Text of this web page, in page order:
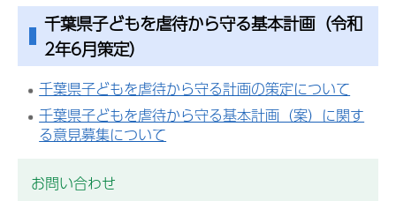
千葉県子どもを虐待から守る基本計画（令和
2年6月策定）
千葉県子どもを虐待から守る計画の策定について
千葉県子どもを虐待から守る基本計画（案）に関す
る意見募集について
お問い合わせ